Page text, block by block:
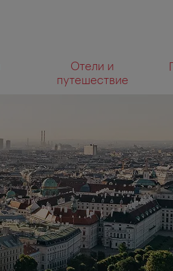
Отели и
путешествие